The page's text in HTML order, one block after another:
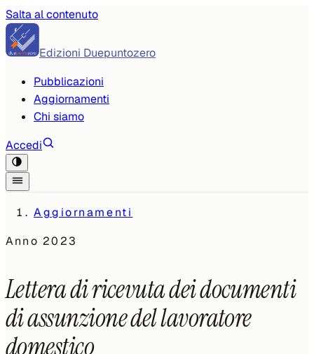
Salta al contenuto
Edizioni Duepuntozero
Pubblicazioni
Aggiornamenti
Chi siamo
Accedi
Aggiornamenti
Anno2023
Lettera di ricevuta dei documenti
di assunzione del lavoratore
domestico